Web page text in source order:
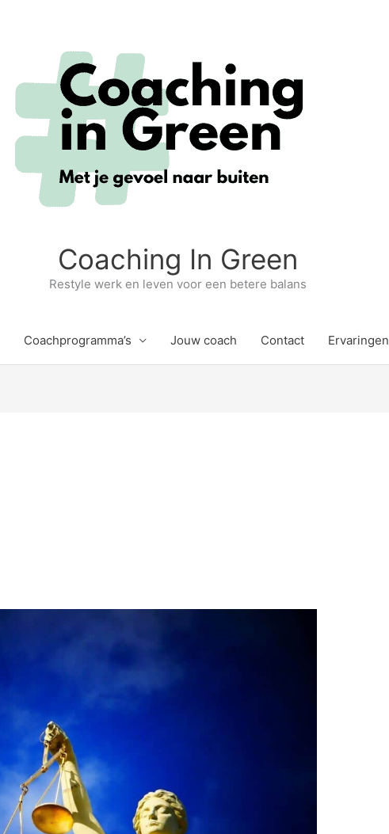
Coaching In Green
Restyle werk en leven voor een betere balans
Coachprogramma’s Jouw coach Contact Ervaringen